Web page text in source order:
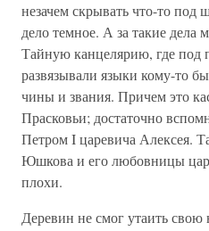
незачем скрывать что-то
дело темное. А за такие дела
Тайную канцелярию, где под
развязывали языки кому-то
чины и звания. Причем это
Прасковьи; достаточно
Петром I царевича Алексея.
Юшкова и его любовницы
плохи.
Деревин не смог утаить свою